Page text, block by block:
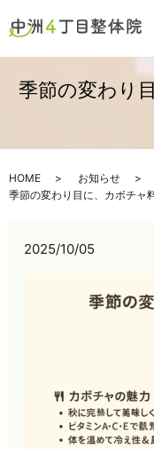
季節の変わり
HOME
お知らせ
季節の変わり目に、カボチ
2025/10/05